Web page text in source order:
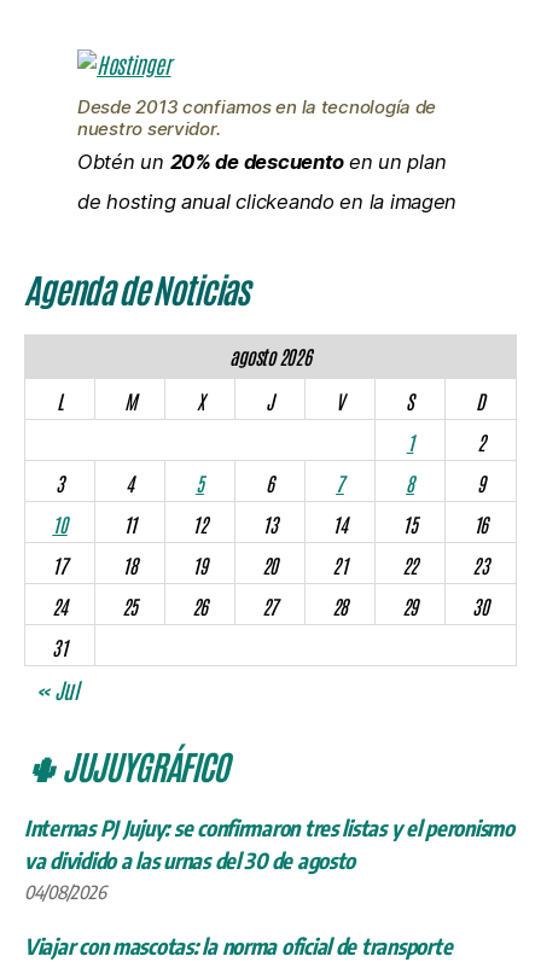
Desde 2013 confiamos en la tecnología de
nuestro servidor.
Obtén un 20% de descuentoen un plan
de hosting anual clickeando en la imagen
Agenda de Noticias
agosto 2026
L
M X J V S
D
1
2
3
4 5 6 7 8
9
10
11 12 13 14 15
16
17
18 19 20 21 22
23
24
25 26 27 28 29
30
31
« Jul
🌵 JUJUYGRÁFICO
Internas PJ Jujuy: se confirmaron tres listas y el peronismo
va dividido a las urnas del 30 de agosto
04/08/2026
Viajar con mascotas: la norma oficial de transporte